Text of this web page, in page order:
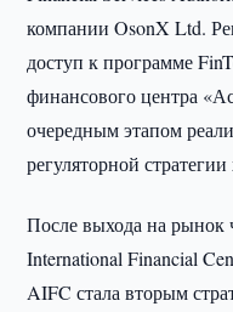
компании OsonX Ltd.
доступ к программе
финансового центра
очередным этапом
регуляторной
После выхода на
International Financial
AIFC стала вторым